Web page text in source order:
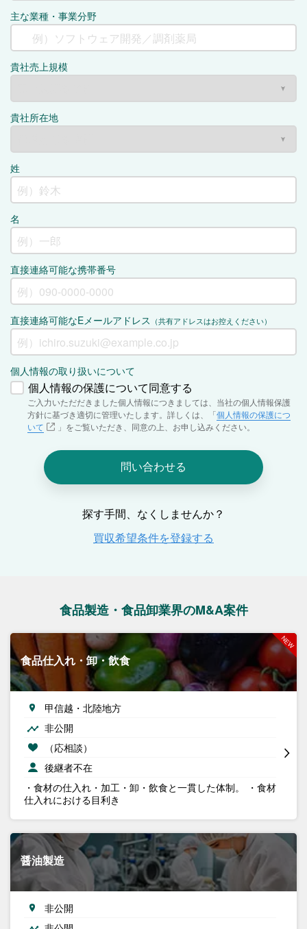
食品製造・食品卸業界のM&A案件
食品仕入れ・卸・飲食
甲信越・北陸地方
非公開
（応相談）
後継者不在
・食材の仕入れ・加工・卸・飲食と一貫した体制。 ・食材
仕入れにおける目利き
醤油製造
非公開